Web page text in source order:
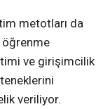
metotları da
ve girişimcilik
veriliyor.